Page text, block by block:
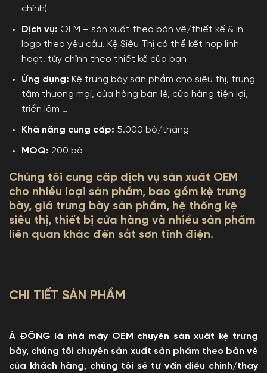
chỉnh)
Dịch vụ: OEM – sản xuất theo bản vẽ/thiết kế & in
logo theo yêu cầu. Kệ Siêu Thị có thể kết hợp linh
hoạt, tùy chỉnh theo thiết kế của bạn
Ứng dụng: Kệ trưng bày sản phẩm cho siêu thị, trung
tâm thương mại, cửa hàng bán lẻ, cửa hàng tiện lợi,
triển lãm …
Khả năng cung cấp: 5.000 bộ/tháng
MOQ: 200 bộ
Chúng tôi cung cấp dịch vụ sản xuất OEM
cho nhiều loại sản phẩm, bao gồm kệ trưng
bày, giá trưng bày sản phẩm, hệ thống kệ
siêu thị, thiết bị cửa hàng và nhiều sản phẩm
liên quan khác đến sắt sơn tĩnh điện.
CHI TIẾT SẢN PHẨM
Á ĐÔNG là nhà máy OEM chuyên sản xuất kệ trưng
bày, chúng tôi chuyên sản xuất sản phẩm theo bản vẽ
của khách hàng, chúng tôi sẽ tư vấn điều chỉnh/thay